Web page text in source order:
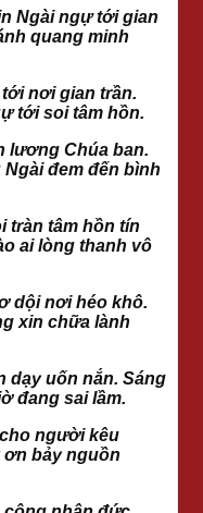
Ngài ngự tới gian
quang minh
nơi gian trần.
tới soi tâm hồn.
lương Chúa ban.
đem đến bình
tràn tâm hồn tín
ai lòng thanh vô
dội nơi héo khô.
xin chữa lành
dạy uốn nắn. Sáng
đang sai lầm.
người kêu
ơn bảy nguồn